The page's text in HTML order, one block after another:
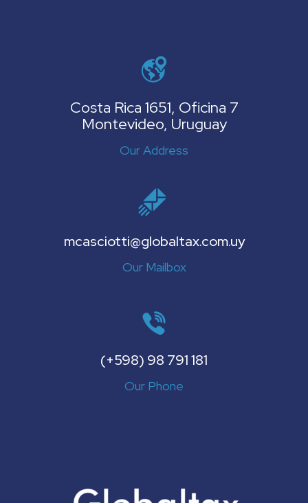
Costa Rica 1651, Oficina 7
Montevideo, Uruguay
Our Address
mcasciotti@globaltax.com.uy
Our Mailbox
(+598) 98 791 181
Our Phone